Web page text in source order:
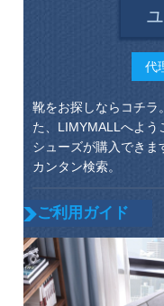
代
靴をお探しならコチラ
た、LIMYMALLへよ
シューズが購入でき
カンタン検索。
ご利用ガイド